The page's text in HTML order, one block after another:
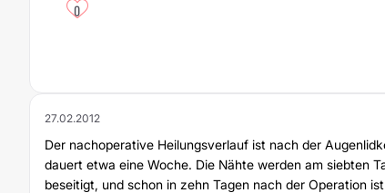
0
27.02.2012
Der nachoperative Heilungsverlauf ist nach der
dauert etwa eine Woche. Die Nähte werden am siebten
beseitigt, und schon in zehn Tagen nach der Operation